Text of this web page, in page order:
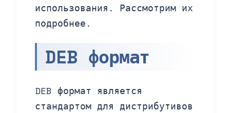
использования. Рассмотрим их
подробнее.
DEB формат
DEB формат является
стандартом для дистрибутивов